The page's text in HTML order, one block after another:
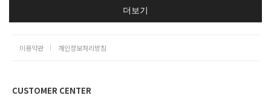
더보기
이용약관 개인정보처리방침
CUSTOMER CENTER